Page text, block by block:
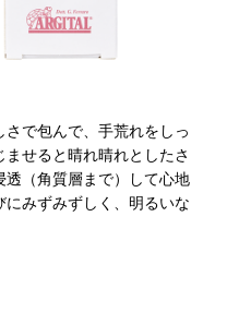
で包んで、手荒れをしっ
せると晴れ晴れとしたさ
（角質層まで）して心地
みずみずしく、明るいな